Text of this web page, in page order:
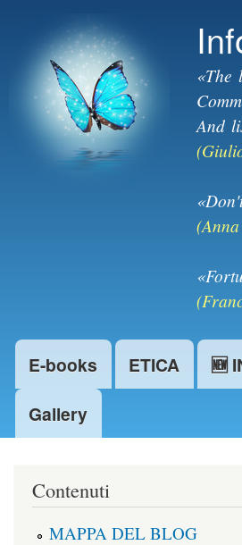
«The
And
Main menu
E-books ETICA 🆕
Gallery
Contenuti
MAPPA DEL BLOG